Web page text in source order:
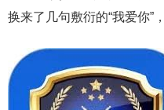
换来了几句敷衍的“我爱你”